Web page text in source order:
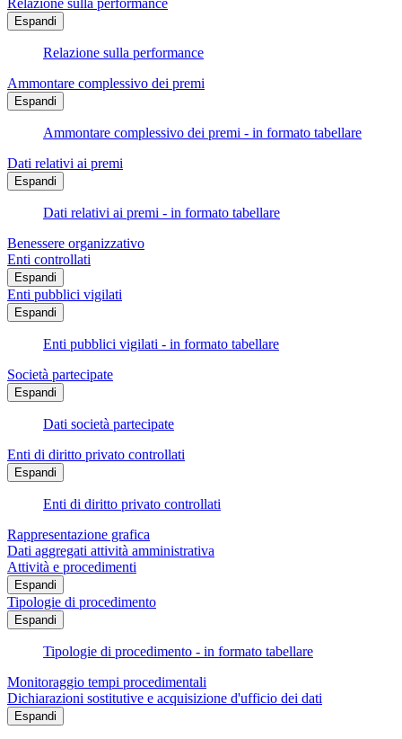
Relazione sulla performance
Espandi
Relazione sulla performance
Ammontare complessivo dei premi
Espandi
Ammontare complessivo dei premi - in formato tabellare
Dati relativi ai premi
Espandi
Dati relativi ai premi - in formato tabellare
Benessere organizzativo
Enti controllati
Espandi
Enti pubblici vigilati
Espandi
Enti pubblici vigilati - in formato tabellare
Società partecipate
Espandi
Dati società partecipate
Enti di diritto privato controllati
Espandi
Enti di diritto privato controllati
Rappresentazione grafica
Dati aggregati attività amministrativa
Attività e procedimenti
Espandi
Tipologie di procedimento
Espandi
Tipologie di procedimento - in formato tabellare
Monitoraggio tempi procedimentali
Dichiarazioni sostitutive e acquisizione d'ufficio dei dati
Espandi